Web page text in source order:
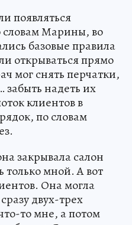
появляться
Марины, во
базовые правила
открываться прямо
мог снять перчатки,
забыть надеть их
клиентов в
по словам
закрывала салон
только мной. А вот
Она могла
двух-трех
то мне, а потом